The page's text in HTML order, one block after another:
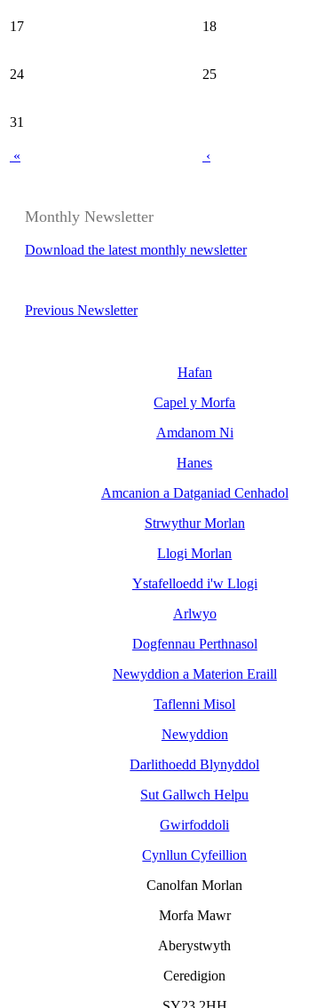
17 18
24 25
31
« ‹
Monthly Newsletter
Download the latest monthly newsletter
Previous Newsletter
Hafan
Capel y Morfa
Amdanom Ni
Hanes
Amcanion a Datganiad Cenhadol
Strwythur Morlan
Llogi Morlan
Ystafelloedd i'w Llogi
Arlwyo
Dogfennau Perthnasol
Newyddion a Materion Eraill
Taflenni Misol
Newyddion
Darlithoedd Blynyddol
Sut Gallwch Helpu
Gwirfoddoli
Cynllun Cyfeillion
Canolfan Morlan
Morfa Mawr
Aberystwyth
Ceredigion